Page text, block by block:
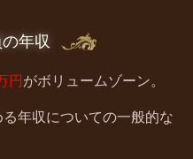
年収
円 がボリュームゾーン。
年収についての一般的な